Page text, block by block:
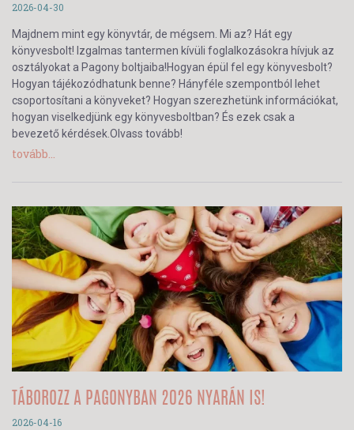
2026-04-30
Majdnem mint egy könyvtár, de mégsem. Mi az? Hát egy
könyvesbolt! Izgalmas tantermen kívüli foglalkozásokra hívjuk az
osztályokat a Pagony boltjaiba!Hogyan épül fel egy könyvesbolt?
Hogyan tájékozódhatunk benne? Hányféle szempontból lehet
csoportosítani a könyveket? Hogyan szerezhetünk információkat,
hogyan viselkedjünk egy könyvesboltban? És ezek csak a
bevezető kérdések.Olvass tovább!
tovább...
TÁBOROZZ A PAGONYBAN 2026 NYARÁN IS!
2026-04-16